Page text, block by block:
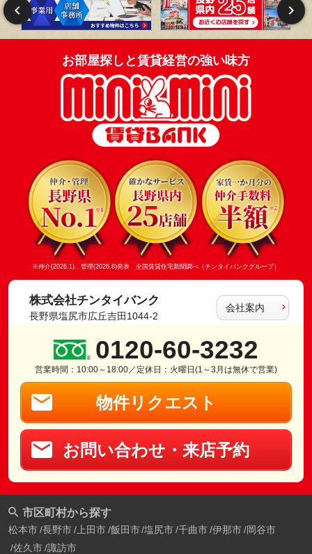
お部屋探しと賃貸経営の強い味方
※仲介(2026.1)、管理(2026.8)発表 全国賃貸住宅新聞調べ（チンタイバンクグループ）
株式会社チンタイバンク
長野県塩尻市広丘吉田1044-2
会社案内
0120-60-3232
営業時間：10:00～18:00／定休日：火曜日(1～3月は無休で営業)
物件リクエスト
お問い合わせ・来店予約
市区町村から探す
松本市 長野市 上田市 飯田市 塩尻市 千曲市 伊那市 岡谷市
佐久市 諏訪市